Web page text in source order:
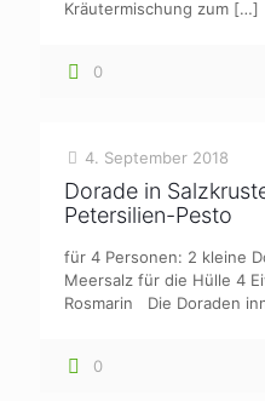
Kräutermischung zum […]
0
4. September 2018
Dorade in
Petersilien-Pesto
für 4 Personen: 2 kleine
Meersalz für die Hülle 4
Rosmarin Die Doraden
0